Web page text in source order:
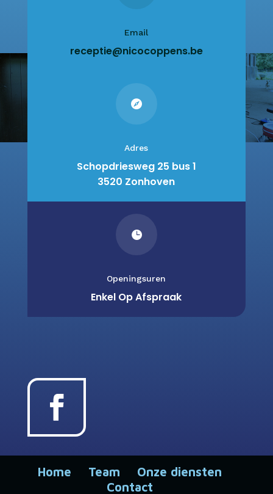
Email
receptie@nicocoppens.be

Adres
Schopdriesweg 25 bus 1
3520 Zonhoven

Openingsuren
Enkel Op Afspraak
Home Team
Onze diensten
Contact